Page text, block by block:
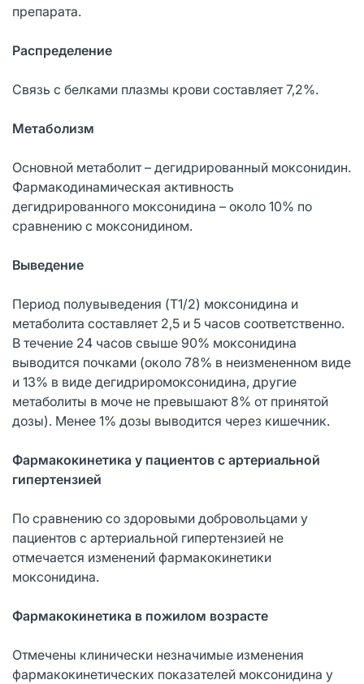
препарата.
Распределение
Связь с белками плазмы крови составляет 7,2%.
Метаболизм
Основной метаболит – дегидрированный моксонидин.
Фармакодинамическая активность
дегидрированного моксонидина – около 10% по
сравнению с моксонидином.
Выведение
Период полувыведения (T1/2) моксонидина и
метаболита составляет 2,5 и 5 часов соответственно.
В течение 24 часов свыше 90% моксонидина
выводится почками (около 78% в неизмененном виде
и 13% в виде дегидриромоксонидина, другие
метаболиты в моче не превышают 8% от принятой
дозы). Менее 1% дозы выводится через кишечник.
Фармакокинетика у пациентов с артериальной
гипертензией
По сравнению со здоровыми добровольцами у
пациентов с артериальной гипертензией не
отмечается изменений фармакокинетики
моксонидина.
Фармакокинетика в пожилом возрасте
Отмечены клинически незначимые изменения
фармакокинетических показателей моксонидина у